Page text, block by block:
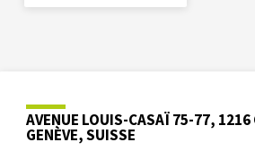
AVENUE LOUIS-CASAÏ 75-77,
GENÈVE, SUISSE